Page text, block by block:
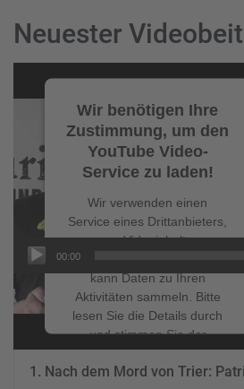
Neuester
Player
Wir benötigen Ihre
Zustimmung, um den
YouTube Video-
Service zu laden!
Wir verwenden einen
Service eines Drittanbieters,
um Videoinhalte
einzubetten. Dieser Service
kann Daten zu Ihren
Aktivitäten sammeln. Bitte
lesen Sie die Details durch
und stimmen Sie der
Nutzung des Service zu, um
dieses Video anzusehen.
00:00
NEUESTE BEITRÄGE
Nach dem Mord von Trier: